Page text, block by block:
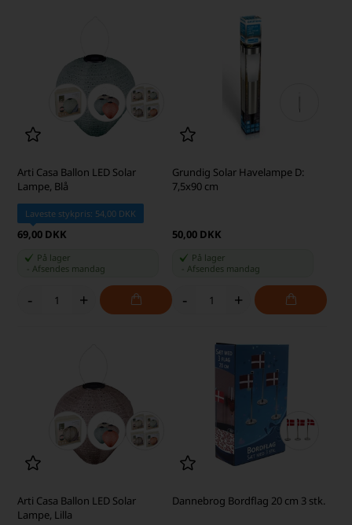
Arti Casa Ballon LED Solar
Lampe, Blå
Laveste stykpris: 54,00 DKK
69,00 DKK
På lager
-Afsendes mandag
- +
Grundig Solar Havelampe D:
7,5x90 cm
50,00 DKK
På lager
Afsendes mandag
- +
Arti Casa Ballon LED Solar
Lampe, Lilla
Dannebrog Bordflag 20 cm 3 stk.